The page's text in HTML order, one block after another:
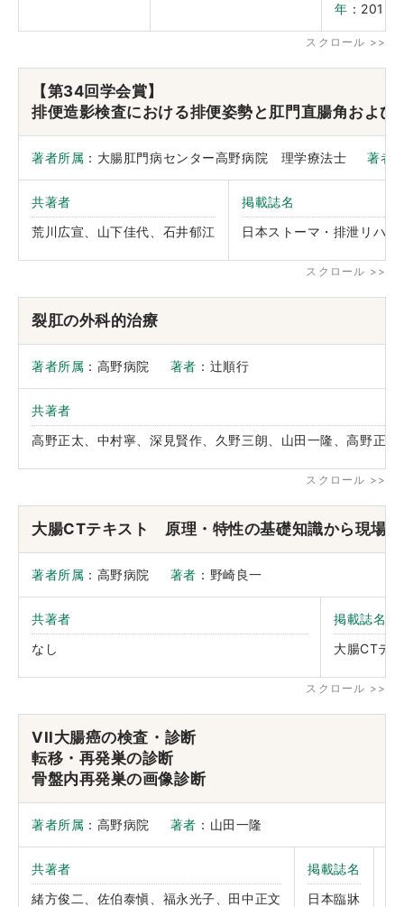
年 ：
【第34回学会賞】
排便造影検査における排便姿勢と肛門直腸角および
著者所属 ：大腸肛門病センター高野病院 理学療法士著者
共著者
荒川広宣、山下佳代、石井郁江
掲載誌名
日本ストーマ・排泄リハ
裂肛の外科的治療
著者所属 ：高野病院 著者 ：辻順行
共著者
高野正太、中村寧、深見賢作、久野三朗、山田一隆、高野正博
大腸CTテキスト 原理・特性の基礎知識から現場
著者所属 ：高野病院 著者 ：野崎良一
共著者
なし
掲載誌名
大腸CTテ
VII大腸癌の検査・診断
転移・再発巣の診断
骨盤内再発巣の画像診断
著者所属 ：高野病院 著者 ：山田一隆
共著者
緒方俊二、佐伯泰愼、福永光子、田中正文
掲載誌名
日本臨牀